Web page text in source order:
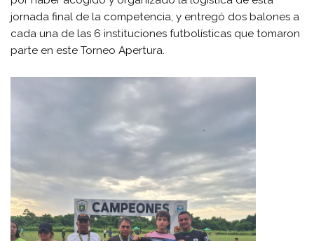
jornada final de la competencia, y entregó dos balones a
cada una de las 6 instituciones futbolísticas que tomaron
parte en este Torneo Apertura.